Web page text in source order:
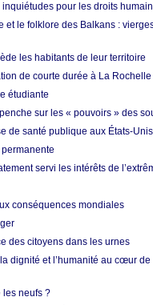
pour les droits
le folklore des Balkans :
les habitants de leur territoire
de courte durée à La Rochelle
étudiante
sur les « pouvoirs » des
de santé publique aux États-
servi les intérêts de
conséquences mondiales
des citoyens dans les urnes
dignité et l’humanité au cœur
les neufs ?